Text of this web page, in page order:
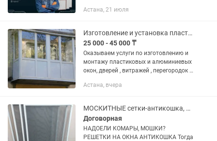
тёплая серия. Регулировка и
восстановление...
Астана, 21 июля
Изготовление и установка пластиковых окон, балконов, дверей.
25 000 - 45 000 ₸
Оказываем услуги по изготовлению и
монтажу пластиковых и алюминиевых
окон, дверей , витражей , перегородок и
металла пластика и алюминия. А
Астана, вчера
МОСКИТНЫЕ сетки-антикошка, антикошка , решетки на окна качественно и в срок
Договорная
НАДОЕЛИ КОМАРЫ, МОШКИ?
РЕШЕТКИ НА ОКНА АНТИКОШКА Тогда